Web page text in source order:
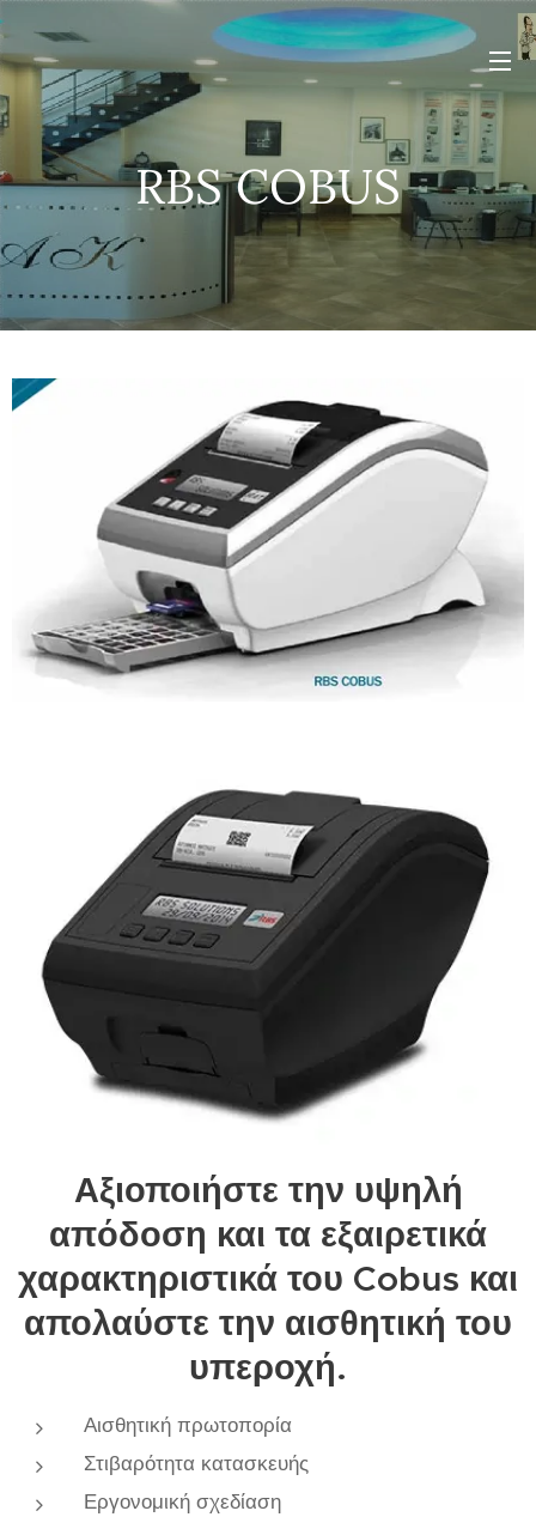
RBS COBUS
Αξιοποιήστε την υψηλή
απόδοση και τα εξαιρετικά
χαρακτηριστικά του Cobus και
απολαύστε την αισθητική του
υπεροχή.
Αισθητική πρωτοπορία
Στιβαρότητα κατασκευής
Εργονομική σχεδίαση